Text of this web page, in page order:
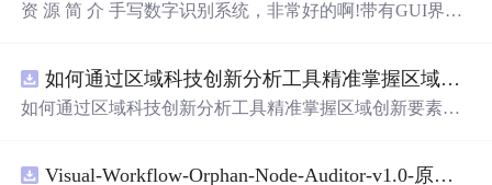
资 源 简 介 手写数字识别系统，非常好的啊!带有GUI界
带有直观的图形用户界面（GUI），非常容易使用。你只
需要将手写数字输入系统，它将立即给出准确的识别结
是一个非常方便和实用的工具，你一定会喜欢它的！
如何通过区域科技创新分析工具精准掌握区域创新要素分布与产业链融合现状？.docx
如何通过区域科技创新分析工具精准掌握区域创新要素分
Visual-Workflow-Orphan-Node-Auditor-v1.0-原创源码与文档.zip